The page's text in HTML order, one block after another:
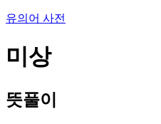
유의어 사전
미상
뜻풀이